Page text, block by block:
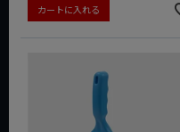
カートに入れる